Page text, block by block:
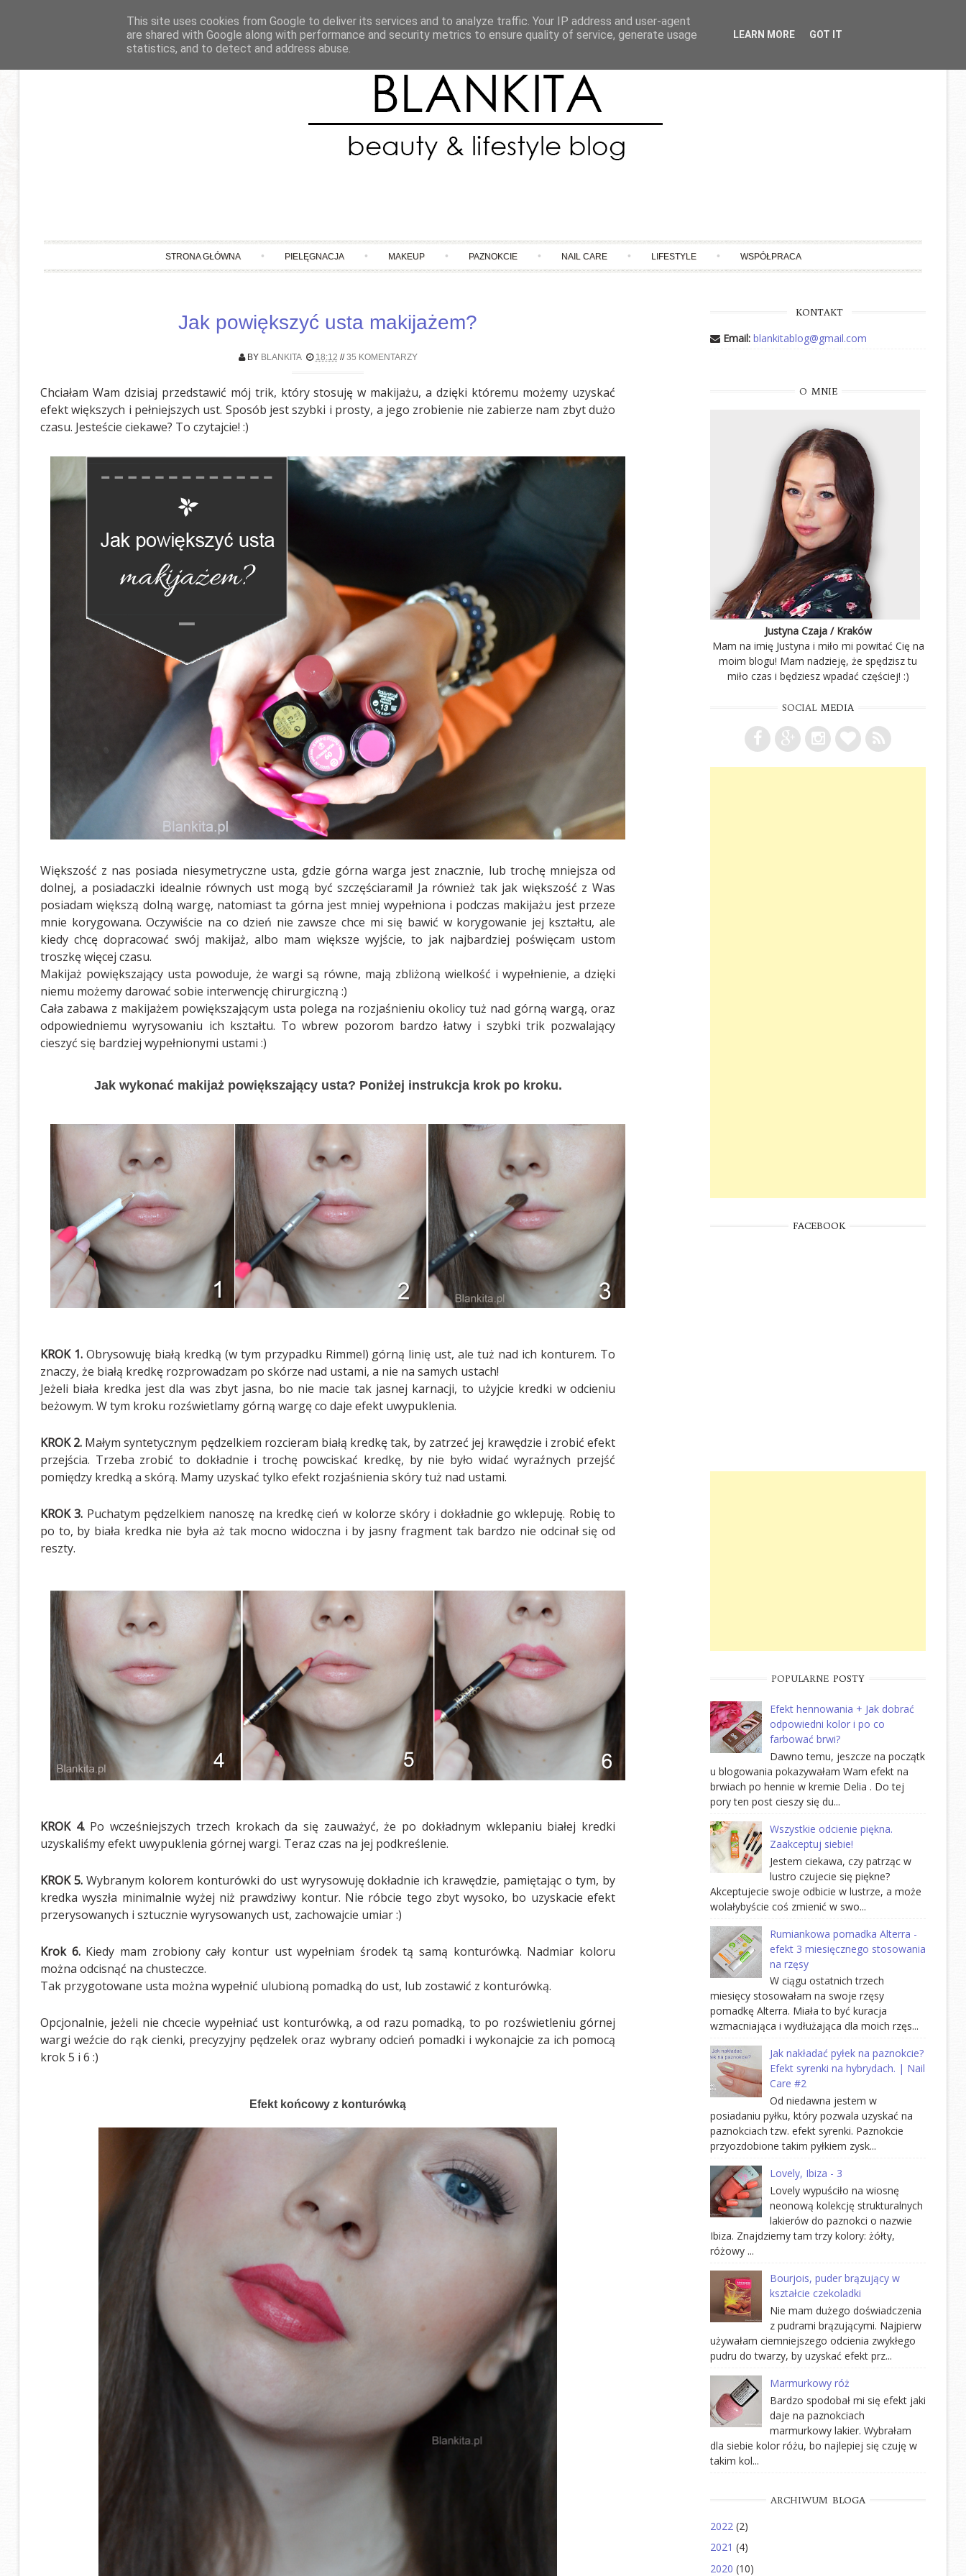
STRONA GŁÓWNA PIELĘGNACJA MAKEUP PAZNOKCIE NAIL CARE LIFESTYLE WSPÓŁPRACA
Jak powiększyć usta makijażem?
BY BLANKITA 18:12 //35 KOMENTARZY
Chciałam Wam dzisiaj przedstawić mój trik, który stosuję w makijażu, a dzięki któremu możemy uzyskać
efekt większych i pełniejszych ust. Sposób jest szybki i prosty, a jego zrobienie nie zabierze nam zbyt dużo
czasu. Jesteście ciekawe? To czytajcie! :)
Większość z nas posiada niesymetryczne usta, gdzie górna warga jest znacznie, lub trochę mniejsza od
dolnej, a posiadaczki idealnie równych ust mogą być szczęściarami! Ja również tak jak większość z Was
posiadam większą dolną wargę, natomiast ta górna jest mniej wypełniona i podczas makijażu jest przeze
mnie korygowana. Oczywiście na co dzień nie zawsze chce mi się bawić w korygowanie jej kształtu, ale
kiedy chcę dopracować swój makijaż, albo mam większe wyjście, to jak najbardziej poświęcam ustom
troszkę więcej czasu.
Makijaż powiększający usta powoduje, że wargi są równe, mają zbliżoną wielkość i wypełnienie, a dzięki
niemu możemy darować sobie interwencję chirurgiczną :)
Cała zabawa z makijażem powiększającym usta polega na rozjaśnieniu okolicy tuż nad górną wargą, oraz
odpowiedniemu wyrysowaniu ich kształtu. To wbrew pozorom bardzo łatwy i szybki trik pozwalający
cieszyć się bardziej wypełnionymi ustami :)
Jak wykonać makijaż powiększający usta? Poniżej instrukcja krok po kroku.
KROK 1.Obrysowuję białą kredką (w tym przypadku Rimmel) górną linię ust, ale tuż nad ich konturem. To
znaczy, że białą kredkę rozprowadzam po skórze nad ustami, a nie na samych ustach!
Jeżeli biała kredka jest dla was zbyt jasna, bo nie macie tak jasnej karnacji, to użyjcie kredki w odcieniu
beżowym. W tym kroku rozświetlamy górną wargę co daje efekt uwypuklenia.
KROK 2. Małym syntetycznym pędzelkiem rozcieram białą kredkę tak, by zatrzeć jej krawędzie i zrobić efekt
przejścia. Trzeba zrobić to dokładnie i trochę powciskać kredkę, by nie było widać wyraźnych przejść
pomiędzy kredką a skórą. Mamy uzyskać tylko efekt rozjaśnienia skóry tuż nad ustami.
KROK 3. Puchatym pędzelkiem nanoszę na kredkę cień w kolorze skóry i dokładnie go wklepuję. Robię to
po to, by biała kredka nie była aż tak mocno widoczna i by jasny fragment tak bardzo nie odcinał się od
reszty.
KROK 4.Po wcześniejszych trzech krokach da się zauważyć, że po dokładnym wklepaniu białej kredki
uzyskaliśmy efekt uwypuklenia górnej wargi. Teraz czas na jej podkreślenie.
KROK 5.Wybranym kolorem konturówki do ust wyrysowuję dokładnie ich krawędzie, pamiętając o tym, by
kredka wyszła minimalnie wyżej niż prawdziwy kontur. Nie róbcie tego zbyt wysoko, bo uzyskacie efekt
przerysowanych i sztucznie wyrysowanych ust, zachowajcie umiar :)
Krok 6.Kiedy mam zrobiony cały kontur ust wypełniam środek tą samą konturówką. Nadmiar koloru
można odcisnąć na chusteczce.
Tak przygotowane usta można wypełnić ulubioną pomadką do ust, lub zostawić z konturówką.
Opcjonalnie, jeżeli nie chcecie wypełniać ust konturówką, a od razu pomadką, to po rozświetleniu górnej
wargi weźcie do rąk cienki, precyzyjny pędzelek oraz wybrany odcień pomadki i wykonajcie za ich pomocą
krok 5 i 6 :)
Efekt końcowy z konturówką
KONTAKT
Email: blankitablog@gmail.com
O MNIE
Justyna Czaja / Kraków
Mam na imię Justyna i miło mi powitać Cię na
moim blogu! Mam nadzieję, że spędzisz tu
miło czas i będziesz wpadać częściej! :)
SOCIAL MEDIA
FACEBOOK
POPULARNE POSTY
Efekt hennowania + Jak dobrać
odpowiedni kolor i po co
farbować brwi?
Dawno temu, jeszcze na początk
u blogowania pokazywałam Wam efekt na
brwiach po hennie w kremie Delia . Do tej
pory ten post cieszy się du...
Wszystkie odcienie piękna.
Zaakceptuj siebie!
Jestem ciekawa, czy patrząc w
lustro czujecie się piękne?
Akceptujecie swoje odbicie w lustrze, a może
wolałybyście coś zmienić w swo...
Rumiankowa pomadka Alterra -
efekt 3 miesięcznego stosowania
na rzęsy
W ciągu ostatnich trzech
miesięcy stosowałam na swoje rzęsy
pomadkę Alterra. Miała to być kuracja
wzmacniająca i wydłużająca dla moich rzęs...
Jak nakładać pyłek na paznokcie?
Efekt syrenki na hybrydach. | Nail
Care #2
Od niedawna jestem w
posiadaniu pyłku, który pozwala uzyskać na
paznokciach tzw. efekt syrenki. Paznokcie
przyozdobione takim pyłkiem zysk...
Lovely, Ibiza - 3
Lovely wypuściło na wiosnę
neonową kolekcję strukturalnych
lakierów do paznokci o nazwie
Ibiza. Znajdziemy tam trzy kolory: żółty,
różowy ...
Bourjois, puder brązujący w
kształcie czekoladki
Nie mam dużego doświadczenia
z pudrami brązującymi. Najpierw
używałam ciemniejszego odcienia zwykłego
pudru do twarzy, by uzyskać efekt prz...
Marmurkowy róż
Bardzo spodobał mi się efekt jaki
daje na paznokciach
marmurkowy lakier. Wybrałam
dla siebie kolor różu, bo najlepiej się czuję w
takim kol...
ARCHIWUM BLOGA
2022 (2)
2021 (4)
2020 (10)
This site uses cookies from Google to deliver its services and to analyze traffic. Your IP address and user-agent
are shared with Google along with performance and security metrics to ensure quality of service, generate usage
statistics, and to detect and address abuse.
LEARN MORE GOT IT